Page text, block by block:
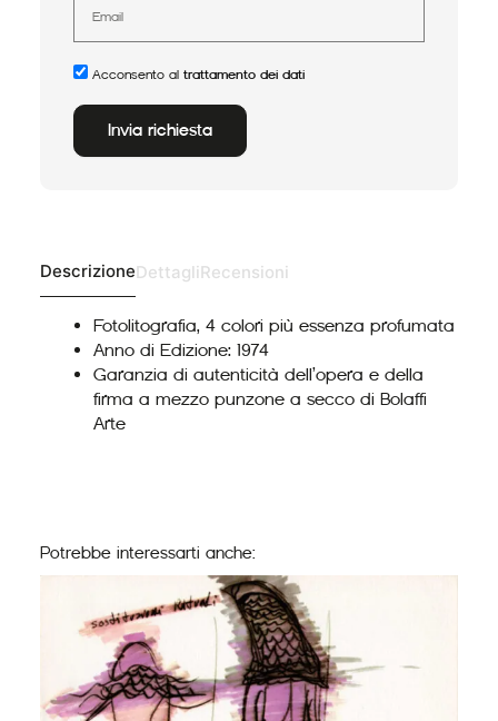
Acconsento al trattamento dei dati
Invia richiesta
DescrizioneDettagliRecensioni
Fotolitografia, 4 colori più essenza profumata
Anno di Edizione: 1974
Garanzia di autenticità dell’opera e della
firma a mezzo punzone a secco di Bolaffi
Arte
Potrebbe interessarti anche: